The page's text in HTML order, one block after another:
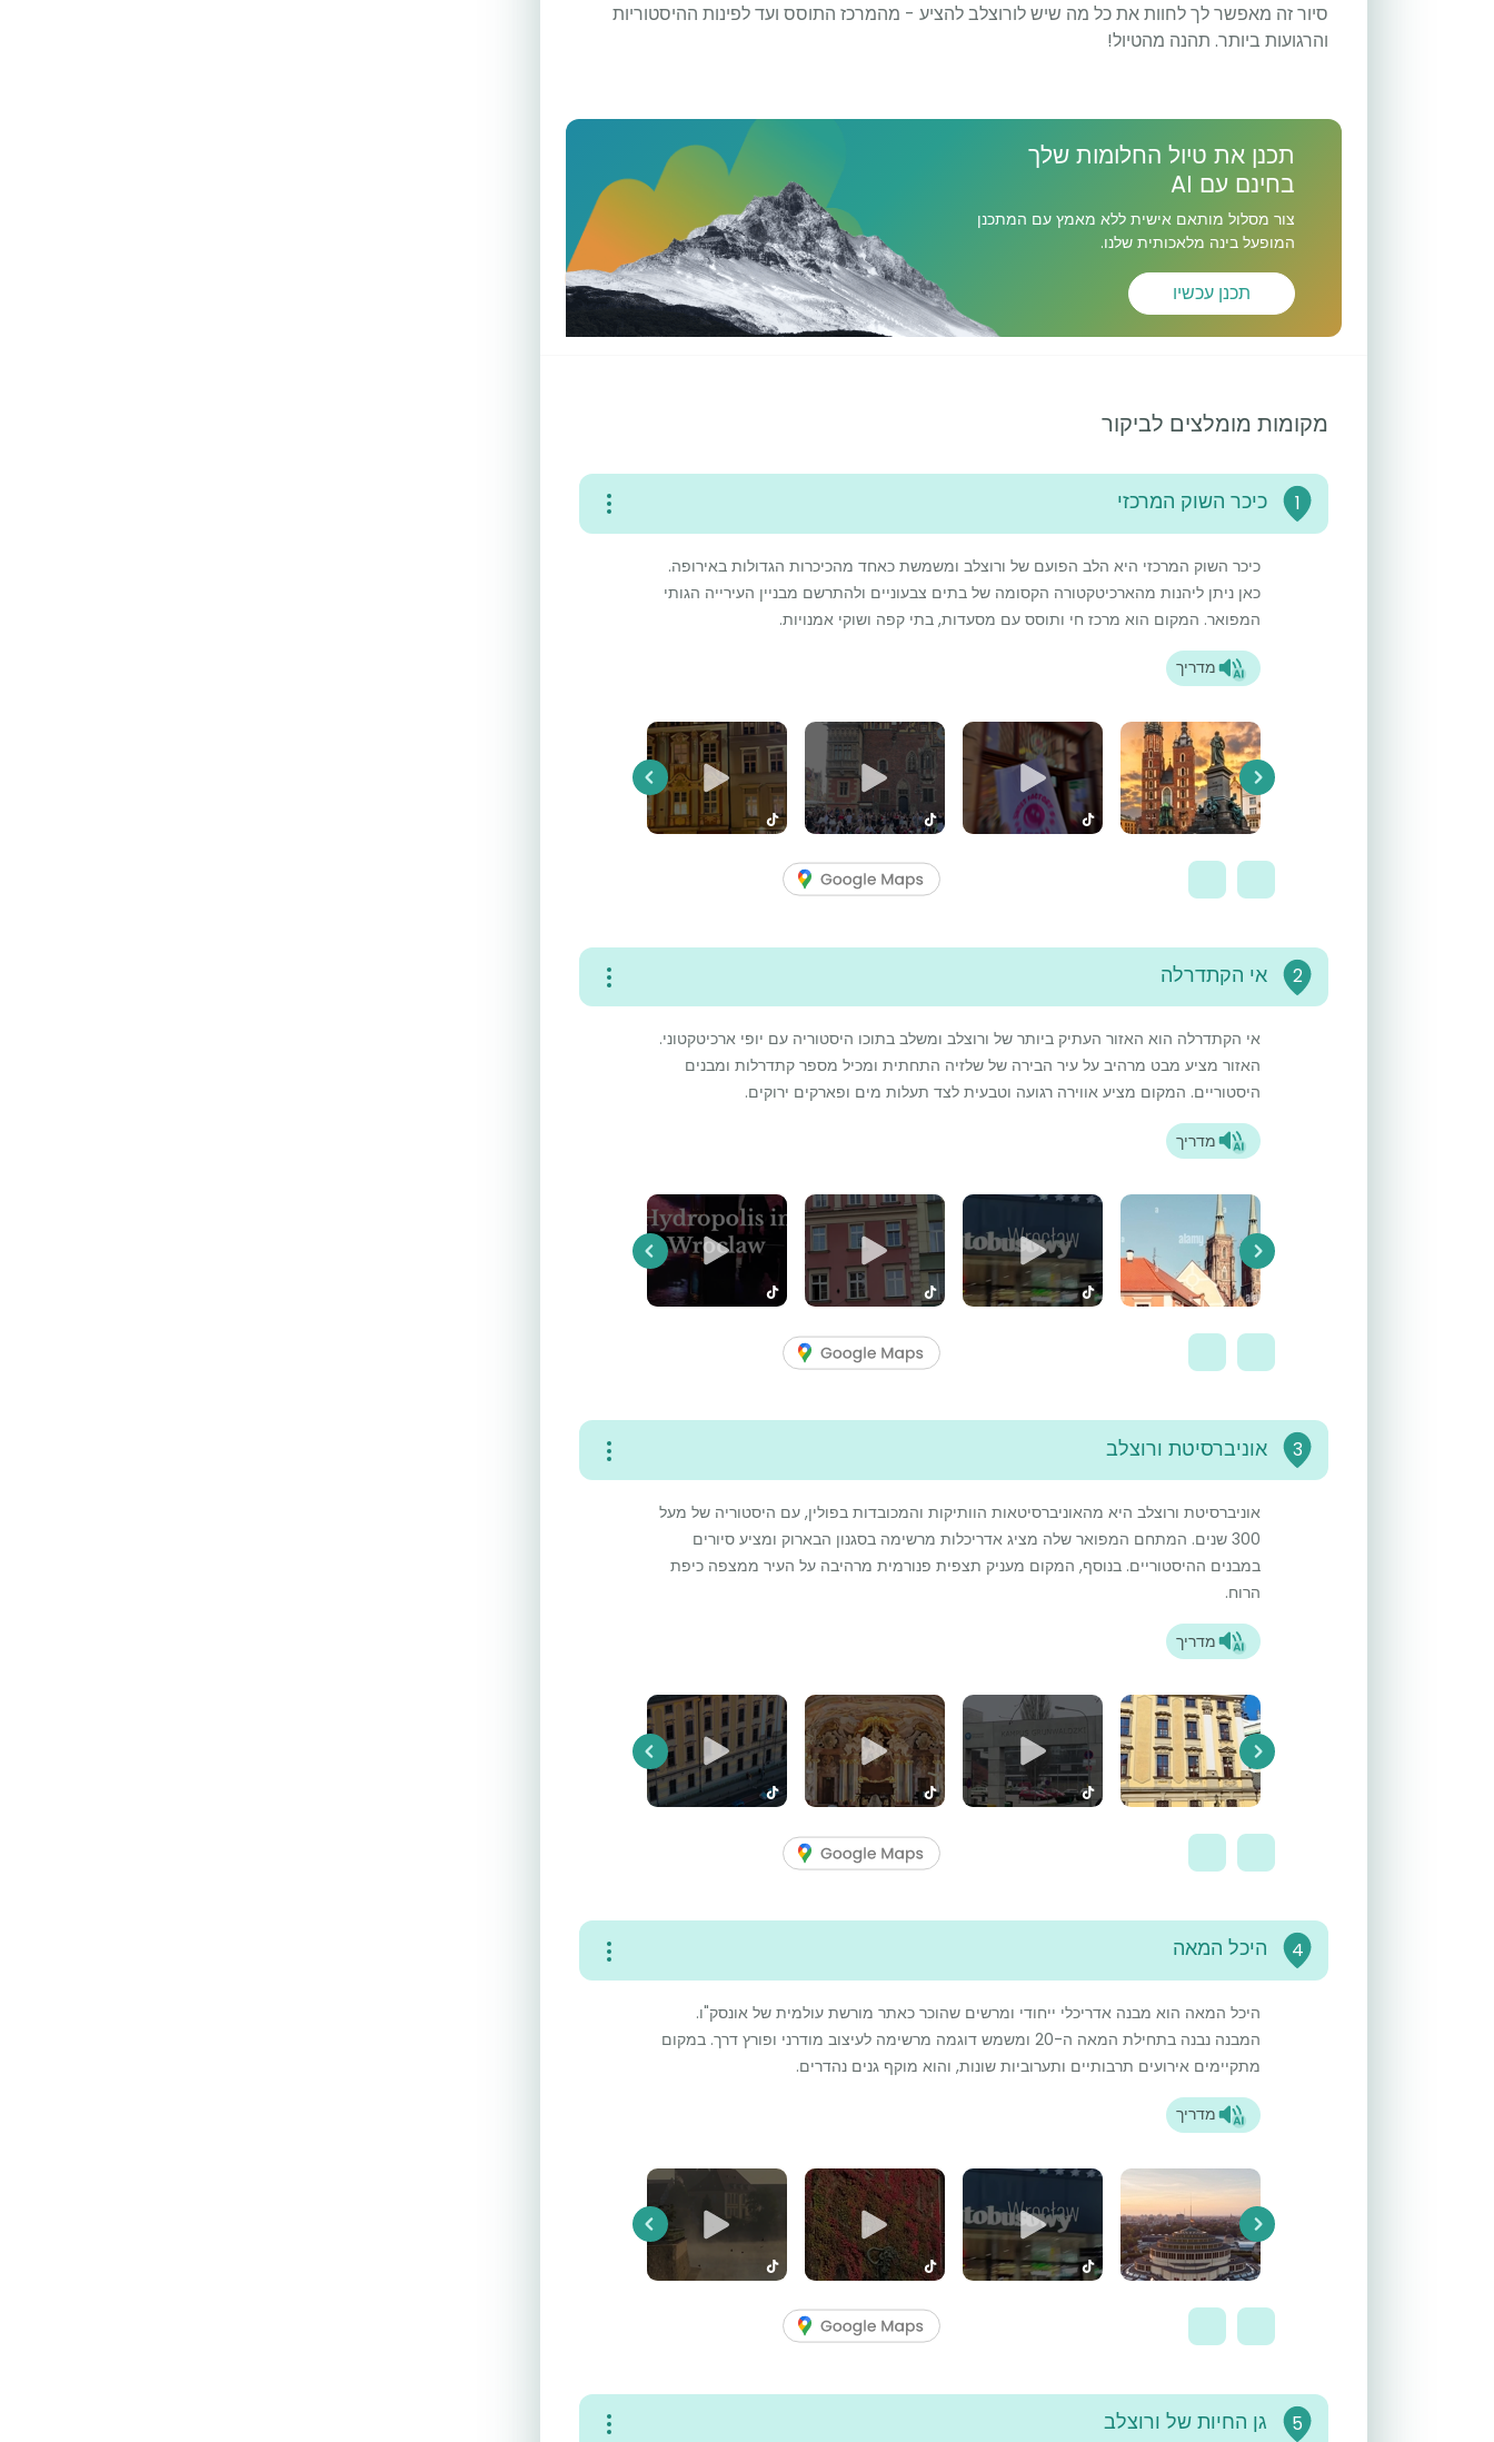
סיור זה מאפשר לך לחוות את כל מה שיש לורוצלב להציע - מהמרכז התוסס ועד לפינות ההיסטוריות
והרגועות ביותר. תהנה מהטיול!
תכנן את טיול החלומות שלך
בחינם עם AI
צור מסלול מותאם אישית ללא מאמץ עם המתכנן
המופעל בינה מלאכותית שלנו.
תכנן עכשיו
מקומות מומלצים לביקור
1 כיכר השוק המרכזי
כיכר השוק המרכזי היא הלב הפועם של ורוצלב ומשמשת כאחד מהכיכרות הגדולות באירופה.
כאן ניתן ליהנות מהארכיטקטורה הקסומה של בתים צבעוניים ולהתרשם מבניין העירייה הגותי
המפואר. המקום הוא מרכז חי ותוסס עם מסעדות, בתי קפה ושוקי אמנויות.
מדריך
Previous Next
2 אי הקתדרלה
אי הקתדרלה הוא האזור העתיק ביותר של ורוצלב ומשלב בתוכו היסטוריה עם יופי ארכיטקטוני.
האזור מציע מבט מרהיב על עיר הבירה של שלזיה התחתית ומכיל מספר קתדרלות ומבנים
היסטוריים. המקום מציע אווירה רגועה וטבעית לצד תעלות מים ופארקים ירוקים.
מדריך
Previous Next
3 אוניברסיטת ורוצלב
אוניברסיטת ורוצלב היא מהאוניברסיטאות הוותיקות והמכובדות בפולין, עם היסטוריה של מעל
300 שנים. המתחם המפואר שלה מציג אדריכלות מרשימה בסגנון הבארוק ומציע סיורים
במבנים ההיסטוריים. בנוסף, המקום מעניק תצפית פנורמית מרהיבה על העיר ממצפה כיפת
הרוח.
מדריך
Previous Next
4 היכל המאה
היכל המאה הוא מבנה אדריכלי ייחודי ומרשים שהוכר כאתר מורשת עולמית של אונסק"ו.
המבנה נבנה בתחילת המאה ה-20 ומשמש דוגמה מרשימה לעיצוב מודרני ופורץ דרך. במקום
מתקיימים אירועים תרבותיים ותערוביות שונות, והוא מוקף גנים נהדרים.
מדריך
Previous Next
5 גן החיות של ורוצלב